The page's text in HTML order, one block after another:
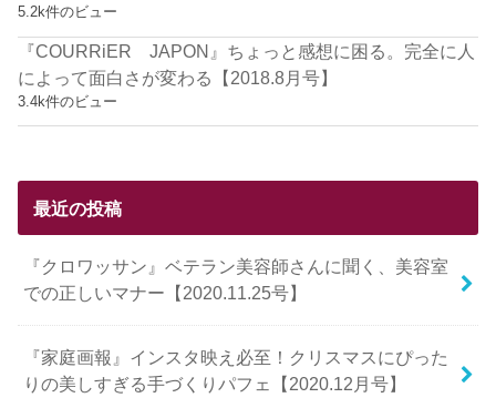
5.2k件のビュー
『COURRiER JAPON』ちょっと感想に困る。完全に人
によって面白さが変わる【2018.8月号】
3.4k件のビュー
最近の投稿
『クロワッサン』ベテラン美容師さんに聞く、美容室
での正しいマナー【2020.11.25号】
『家庭画報』インスタ映え必至！クリスマスにぴった
りの美しすぎる手づくりパフェ【2020.12月号】